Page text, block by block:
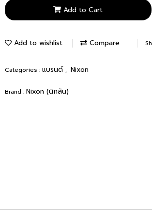
Add to Cart
Add to wishlist Compare
Categories : แบรนด์ , Nixon
Brand : Nixon (นิกสัน)